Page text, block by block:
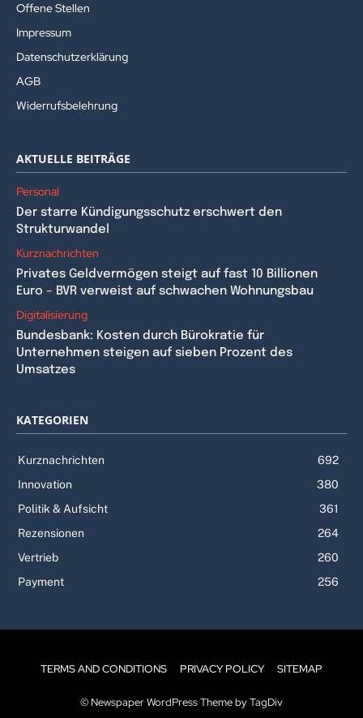
Offene Stellen
Impressum
Datenschutzerklärung
AGB
Widerrufsbelehrung
AKTUELLE BEITRÄGE
Personal
Der starre Kündigungsschutz erschwert den
Strukturwandel
Kurznachrichten
Privates Geldvermögen steigt auf fast 10 Billionen
Euro – BVR verweist auf schwachen Wohnungsbau
Digitalisierung
Bundesbank: Kosten durch Bürokratie für
Unternehmen steigen auf sieben Prozent des
Umsatzes
KATEGORIEN
Kurznachrichten
692
Innovation
380
Politik & Aufsicht
361
Rezensionen
264
Vertrieb
260
Payment
256
TERMS AND CONDITIONS PRIVACY POLICY SITEMAP
© Newspaper WordPress Theme by TagDiv